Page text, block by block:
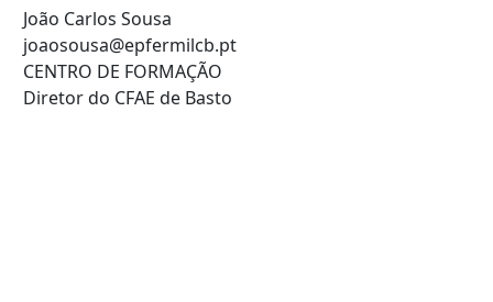
João Carlos Sousa
joaosousa@epfermilcb.pt
CENTRO DE FORMAÇÃO
Diretor do CFAE de Basto